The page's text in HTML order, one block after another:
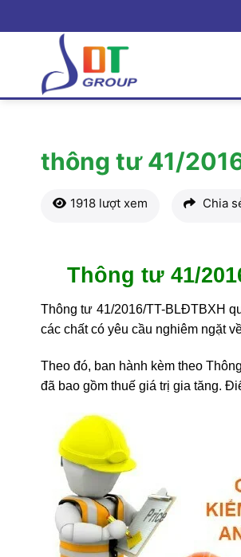
qua
thông tư 41/
1918 lượt xem Chia
Thông tư 41/
Thông tư 41/2016/TT-BLĐTBXH
các chất có yêu cầu nghiêm ngặt
Theo đó, ban hành kèm theo
đã bao gồm thuế giá trị gia tăng.